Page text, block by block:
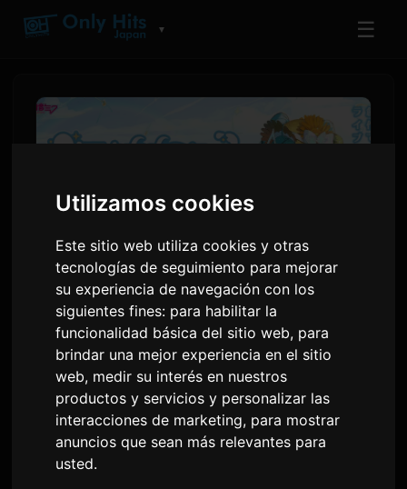
Utilizamos cookies
Este sitio web utiliza cookies y otras
tecnologías de seguimiento para mejorar
su experiencia de navegación con los
siguientes fines: para habilitar la
funcionalidad básica del sitio web, para
brindar una mejor experiencia en el sitio
web, medir su interés en nuestros
productos y servicios y personalizar las
interacciones de marketing, para mostrar
anuncios que sean más relevantes para
usted.
▼ ☰
Hatsune Miku anuncia las
fechas de la gira 'Magical
Mirai 2026'
PorSam 9 julio 2026
Traducido del inglés
2,760 vistas